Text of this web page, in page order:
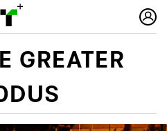
GREATER